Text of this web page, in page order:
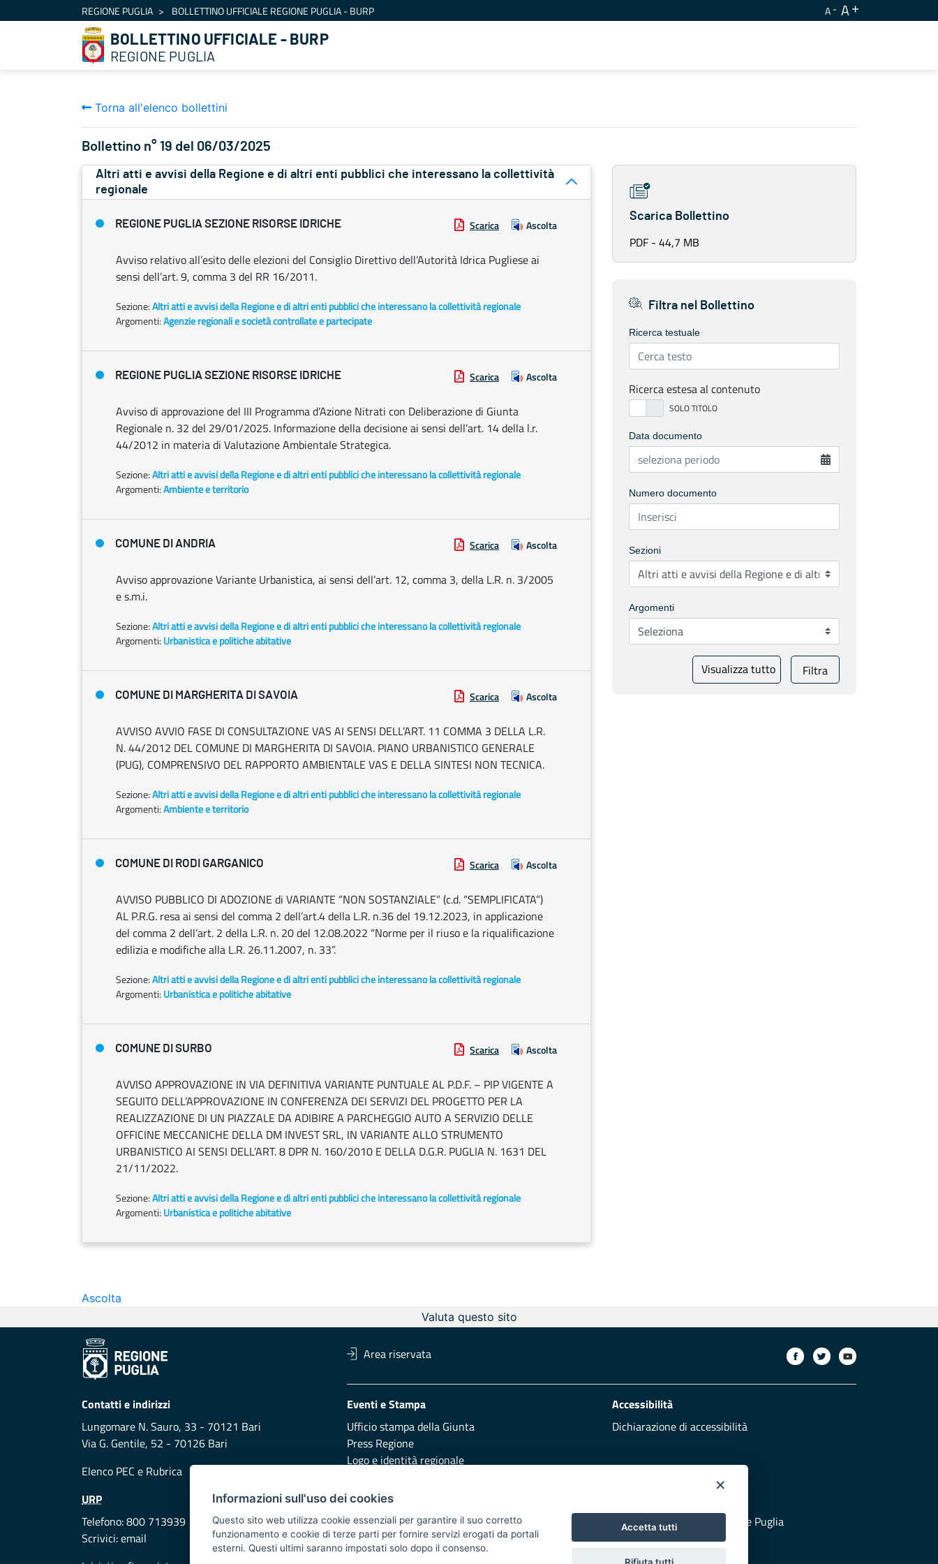
Salta al contenutoREGIONE PUGLIA BOLLETTINO UFFICIALE REGIONE PUGLIA - BURP A A
BOLLETTINO UFFICIALE - BURP
REGIONE PUGLIA
Torna all'elenco bollettini
Bollettino n° 19 del 06/03/2025
Altri atti e avvisi della Regione e di altri enti pubblici che interessano la collettività
regionale
REGIONE PUGLIA SEZIONE RISORSE IDRICHE Scarica Ascolta
Avviso relativo all’esito delle elezioni del Consiglio Direttivo dell’Autorità Idrica Pugliese ai
sensi dell’art. 9, comma 3 del RR 16/2011.
Sezione:Altri atti e avvisi della Regione e di altri enti pubblici che interessano la collettività regionale
Argomenti:Agenzie regionali e società controllate e partecipate
REGIONE PUGLIA SEZIONE RISORSE IDRICHE Scarica Ascolta
Avviso di approvazione del III Programma d’Azione Nitrati con Deliberazione di Giunta
Regionale n. 32 del 29/01/2025. Informazione della decisione ai sensi dell’art. 14 della l.r.
44/2012 in materia di Valutazione Ambientale Strategica.
Sezione:Altri atti e avvisi della Regione e di altri enti pubblici che interessano la collettività regionale
Argomenti:Ambiente e territorio
COMUNE DI ANDRIA Scarica Ascolta
Avviso approvazione Variante Urbanistica, ai sensi dell’art. 12, comma 3, della L.R. n. 3/2005
e s.m.i.
Sezione:Altri atti e avvisi della Regione e di altri enti pubblici che interessano la collettività regionale
Argomenti: Urbanistica e politiche abitative
COMUNE DI MARGHERITA DI SAVOIA Scarica Ascolta
AVVISO AVVIO FASE DI CONSULTAZIONE VAS AI SENSI DELL’ART. 11 COMMA 3 DELLA L.R.
N. 44/2012 DEL COMUNE DI MARGHERITA DI SAVOIA. PIANO URBANISTICO GENERALE
(PUG), COMPRENSIVO DEL RAPPORTO AMBIENTALE VAS E DELLA SINTESI NON TECNICA.
Sezione:Altri atti e avvisi della Regione e di altri enti pubblici che interessano la collettività regionale
Argomenti:Ambiente e territorio
COMUNE DI RODI GARGANICO Scarica Ascolta
AVVISO PUBBLICO DI ADOZIONE di VARIANTE “NON SOSTANZIALE” (c.d. “SEMPLIFICATA”)
AL P.R.G. resa ai sensi del comma 2 dell’art.4 della L.R. n.36 del 19.12.2023, in applicazione
del comma 2 dell’art. 2 della L.R. n. 20 del 12.08.2022 “Norme per il riuso e la riqualificazione
edilizia e modifiche alla L.R. 26.11.2007, n. 33”.
Sezione:Altri atti e avvisi della Regione e di altri enti pubblici che interessano la collettività regionale
Argomenti: Urbanistica e politiche abitative
COMUNE DI SURBO Scarica Ascolta
AVVISO APPROVAZIONE IN VIA DEFINITIVA VARIANTE PUNTUALE AL P.D.F. – PIP VIGENTE A
SEGUITO DELL’APPROVAZIONE IN CONFERENZA DEI SERVIZI DEL PROGETTO PER LA
REALIZZAZIONE DI UN PIAZZALE DA ADIBIRE A PARCHEGGIO AUTO A SERVIZIO DELLE
OFFICINE MECCANICHE DELLA DM INVEST SRL, IN VARIANTE ALLO STRUMENTO
URBANISTICO AI SENSI DELL’ART. 8 DPR N. 160/2010 E DELLA D.G.R. PUGLIA N. 1631 DEL
21/11/2022.
Sezione:Altri atti e avvisi della Regione e di altri enti pubblici che interessano la collettività regionale
Argomenti: Urbanistica e politiche abitative
Scarica Bollettino
PDF - 44,7 MB
Filtra nel Bollettino
Ricerca testuale
Ricerca estesa al contenuto
Data documento
Numero documento
Sezioni
Argomenti
Visualizza tutto Filtra
Ascolta
Valuta questo sito
Area riservata
Contatti e indirizzi
Lungomare N. Sauro, 33 - 70121 Bari
Via G. Gentile, 52 - 70126 Bari
Elenco PEC e Rubrica
Eventi e Stampa
Ufficio stampa della Giunta
Press Regione
Logo e identità regionale
Accessibilità
Dichiarazione di accessibilità
URP
Telefono: 800 713939
Scrivici:email
Redazione
Presentazione
Responsabili di pubblicazione
Vai al sito di Protezione Civile Puglia
×
Informazioni sull'uso dei cookies
Questo sito web utilizza cookie essenziali per garantire il suo corretto
funzionamento e cookie di terze parti per fornire servizi erogati da portali
esterni. Questi ultimi saranno impostati solo dopo il consenso.
Accetta tutti
Rifiuta tutti